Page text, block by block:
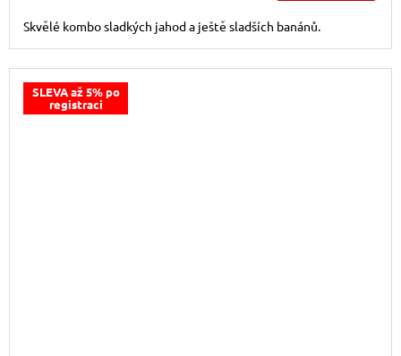
Skvělé kombo sladkých jahod a ještě sladších banánů.
SLEVA až 5% po
registraci